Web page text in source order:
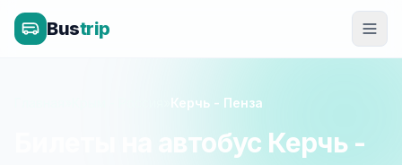
Bustrip
Керчь - Пенза
Билеты на автобус Керчь -